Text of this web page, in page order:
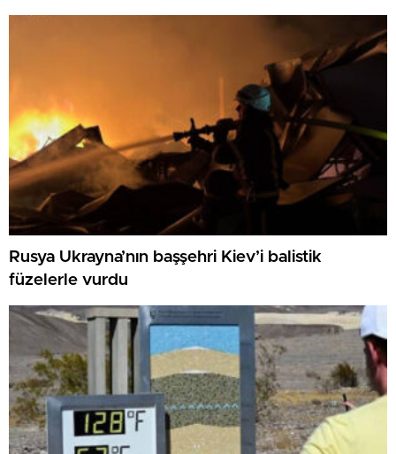
Rusya Ukrayna’nın başşehri Kiev’i balistik
füzelerle vurdu